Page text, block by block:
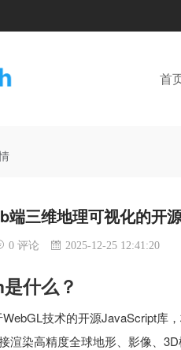
首
端三维地理可视化的开
0 评论 2025-12-25 12:41:20
什么？
技术的开源JavaScript库
渲染高精度全球地形、影像、